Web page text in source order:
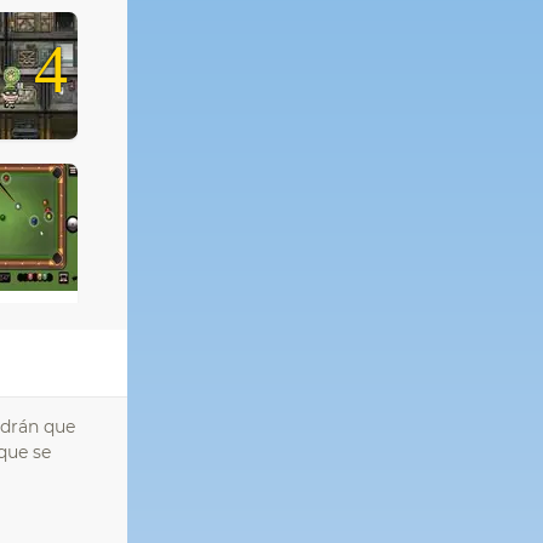
4
que
se